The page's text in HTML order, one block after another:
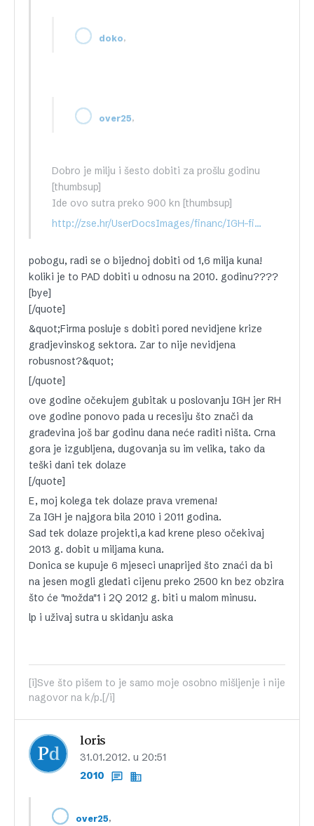
doko,
over25,
Dobro je milju i šesto dobiti za prošlu godinu
[thumbsup]
Ide ovo sutra preko 900 kn [thumbsup]
http://zse.hr/UserDocsImages/financ/IGH-fin2011-4Q-NotREV-K-HR.pdf
pobogu, radi se o bijednoj dobiti od 1,6 milja kuna!
koliki je to PAD dobiti u odnosu na 2010. godinu????
[bye]
[/quote]
&quot;Firma posluje s dobiti pored nevidjene krize
gradjevinskog sektora. Zar to nije nevidjena
robusnost?&quot;
[/quote]
ove godine očekujem gubitak u poslovanju IGH jer RH
ove godine ponovo pada u recesiju što znači da
građevina još bar godinu dana neće raditi ništa. Crna
gora je izgubljena, dugovanja su im velika, tako da
teški dani tek dolaze
[/quote]
E, moj kolega tek dolaze prava vremena!
Za IGH je najgora bila 2010 i 2011 godina.
Sad tek dolaze projekti,a kad krene pleso očekivaj
2013 g. dobit u miljama kuna.
Donica se kupuje 6 mjeseci unaprijed što znaći da bi
na jesen mogli gledati cijenu preko 2500 kn bez obzira
što će "možda"1 i 2Q 2012 g. biti u malom minusu.
lp i uživaj sutra u skidanju aska
[i]Sve što pišem to je samo moje osobno mišljenje i nije
nagovor na k/p.[/i]
loris
31.01.2012. u 20:51
2010
over25,